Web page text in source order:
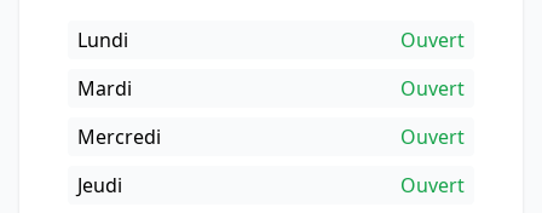
Lundi
Ouvert
Mardi
Ouvert
Mercredi
Ouvert
Jeudi
Ouvert